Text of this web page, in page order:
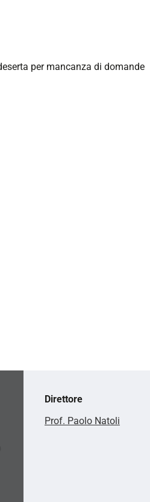
per mancanza di domande
Direttore
Prof. Paolo Natoli